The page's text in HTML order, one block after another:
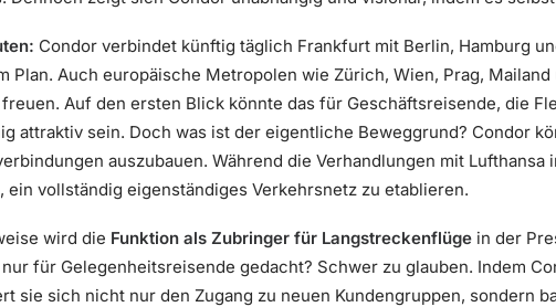
Condor verbindet künftig täglich Frankfurt mit Berlin, Hamburg
Plan. Auch europäische Metropolen wie Zürich, Wien, Prag,
Auf den ersten Blick könnte das für Geschäftsreisende, die
attraktiv sein. Doch was ist der eigentliche Beweggrund? Condor
auszubauen. Während die Verhandlungen mit
ein vollständig eigenständiges Verkehrsnetz zu etablieren.
wird die Funktion als Zubringer für Langstreckenflüge in der
für Gelegenheitsreisende gedacht? Schwer zu glauben. Indem
sie sich nicht nur den Zugang zu neuen Kundengruppen, sondern